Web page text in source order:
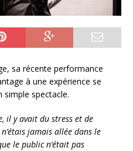
sa récente performance
à une expérience se
simple spectacle.
il y avait du stress et de
n’étais jamais allée dans le
le public n’était pas